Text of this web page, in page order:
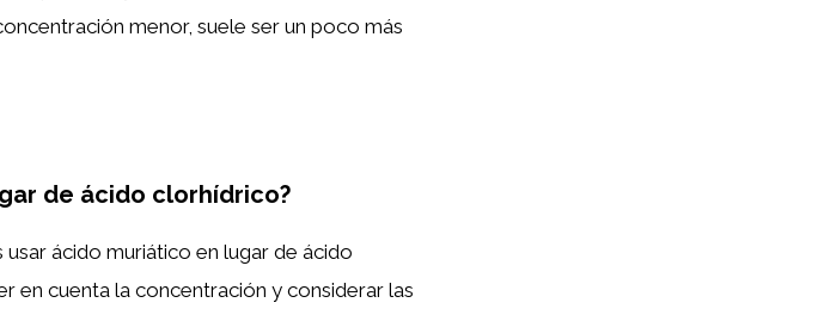
menor, suele ser un poco más
de ácido clorhídrico?
ácido muriático en lugar de ácido
en cuenta la concentración y considerar las